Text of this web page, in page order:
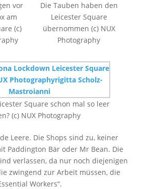
vor
am
(c)
Die Tauben haben den
Leicester Square
übernommen (c) NUX
Photography
Square schon mal so leer
(c) NUX Photography
Leere. Die Shops sind zu, keiner
Paddington Bär oder Mr Bean. Die
verlassen, da nur noch diejenigen
zwingend zur Arbeit müssen, die
Workers“.